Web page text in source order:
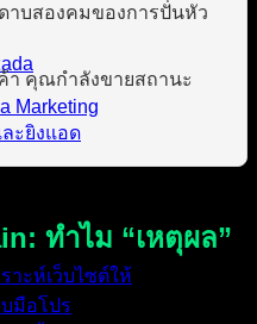
Marketing
ะยิงแอด
าะห์เว็บไซต์ให้
มือโปร
าบสองคมของการปั่นหัว
า คุณกำลังขายสถานะ
ทำไม “เหตุผล”